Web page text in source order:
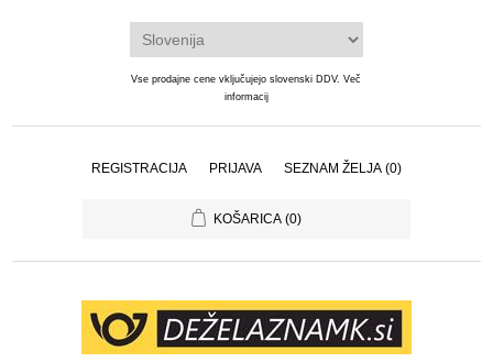
Vse prodajne cene vključujejo slovenski DDV.Več
informacij
REGISTRACIJA PRIJAVA SEZNAM ŽELJA (0)
KOŠARICA (0)